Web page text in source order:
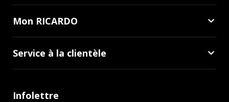
Mon RICARDO
Service à la clientèle
Infolettre